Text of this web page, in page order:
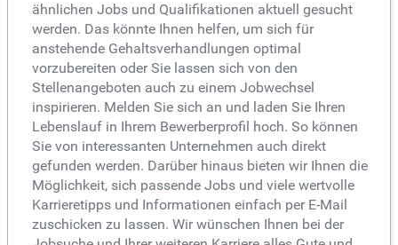
ähnlichen Jobs und Qualifikationen aktuell gesucht
werden. Das könnte Ihnen helfen, um sich für
anstehende Gehaltsverhandlungen optimal
vorzubereiten oder Sie lassen sich von den
Stellenangeboten auch zu einem Jobwechsel
inspirieren. Melden Sie sich an und laden Sie Ihren
Lebenslauf in Ihrem Bewerberprofil hoch. So können
Sie von interessanten Unternehmen auch direkt
gefunden werden. Darüber hinaus bieten wir Ihnen die
Möglichkeit, sich passende Jobs und viele wertvolle
Karrieretipps und Informationen einfach per E-Mail
zuschicken zu lassen. Wir wünschen Ihnen bei der